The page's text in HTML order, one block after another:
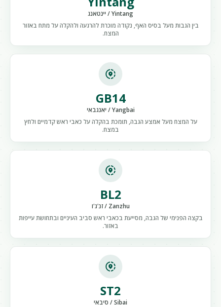
Yintang / יינטאנג
בין הגבות מעל בסיס האף, נקודה מוכרת להרגעה ולהקלה על מתח באזור
המצח.
share_location
GB14
Yangbai / יאנגבאי
על המצח מעל אמצע הגבה, תומכת בהקלה על כאבי ראש קדמיים ולחץ
במצח.
share_location
BL2
Zanzhu / זנ'ג'ו
בקצה הפנימי של הגבה, מסייעת בכאבי ראש סביב העיניים ובתחושת עייפות
באזור.
share_location
ST2
Sibai / סיבאי